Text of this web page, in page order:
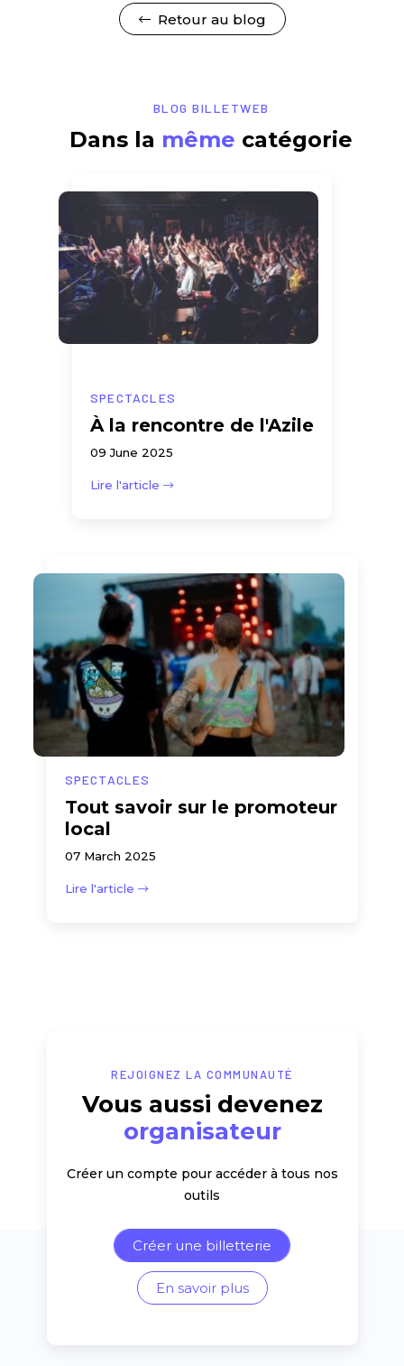
Retour au blog
BLOG BILLETWEB
Dans la même catégorie
SPECTACLES
À la rencontre de l'Azile
09 June 2025
Lire l'article
SPECTACLES
Tout savoir sur le promoteur
local
07 March 2025
Lire l'article
REJOIGNEZ LA COMMUNAUTÉ
Vous aussi devenez
organisateur
Créer un compte pour accéder à tous nos
outils
Créer une billetterie
En savoir plus